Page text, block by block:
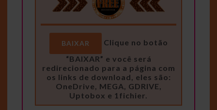
BAIXAR
Clique no botão
“BAIXAR” e você será
redirecionado para a página com
os links de download, eles são:
OneDrive, MEGA, GDRIVE,
Uptobox e 1fichier.